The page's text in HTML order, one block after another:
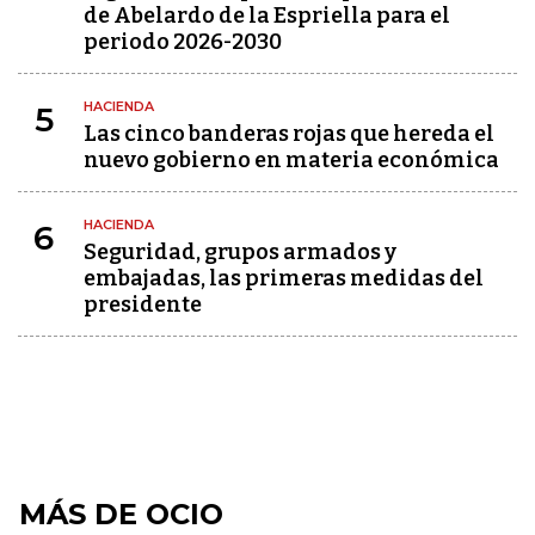
de Abelardo de la Espriella para el
periodo 2026-2030
5 HACIENDA
Las cinco banderas rojas que hereda el
nuevo gobierno en materia económica
6 HACIENDA
Seguridad, grupos armados y
embajadas, las primeras medidas del
presidente
MÁS DE OCIO